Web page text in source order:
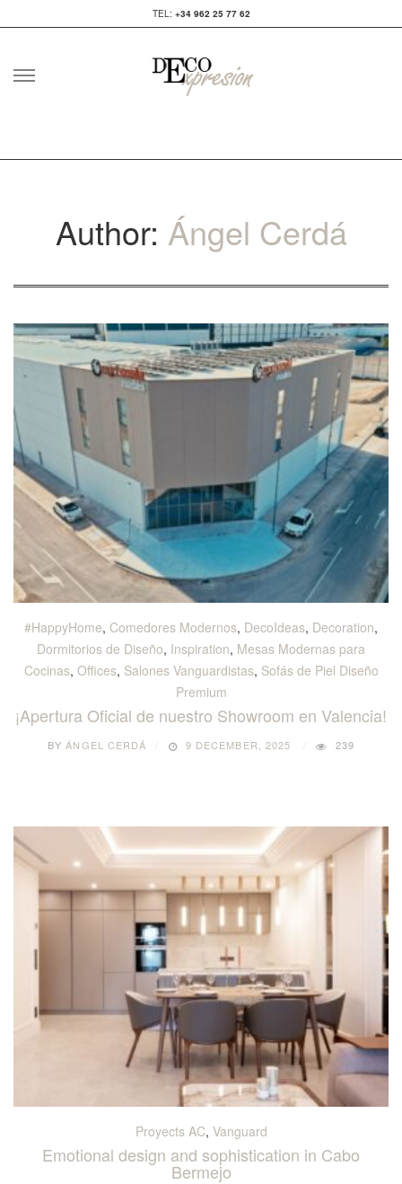
TEL: +34 962 25 77 62
Author: Ángel Cerdá
#HappyHome, Comedores Modernos, DecoIdeas, Decoration,
Dormitorios de Diseño, Inspiration, Mesas Modernas para
Cocinas, Offices, Salones Vanguardistas, Sofás de Piel Diseño
Premium
¡Apertura Oficial de nuestro Showroom en Valencia!
BYÁNGEL CERDÁ 9 DECEMBER, 2025 239
Proyects AC, Vanguard
Emotional design and sophistication in Cabo
Bermejo